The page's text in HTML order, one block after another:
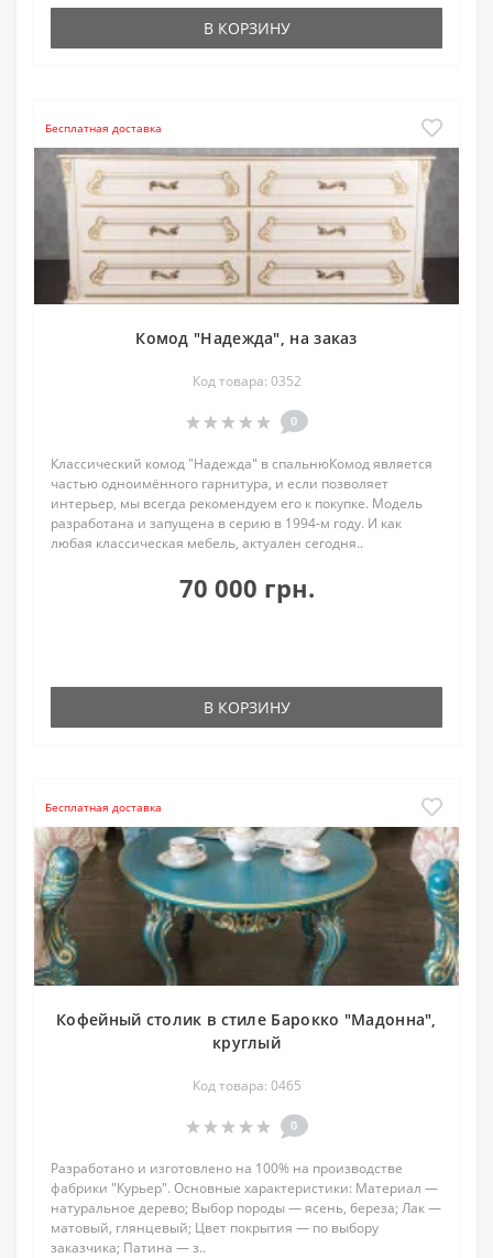
В КОРЗИНУ
Бесплатная доставка
Комод "Надежда", на заказ
Код товара: 0352
0
Классический комод "Надежда" в спальнюКомод является
частью одноимённого гарнитура, и если позволяет
интерьер, мы всегда рекомендуем его к покупке. Модель
разработана и запущена в серию в 1994-м году. И как
любая классическая мебель, актуален сегодня..
70 000 грн.
В КОРЗИНУ
Бесплатная доставка
Кофейный столик в стиле Барокко "Мадонна",
круглый
Код товара: 0465
0
Разработано и изготовлено на 100% на производстве
фабрики "Курьер". Основные характеристики: Материал —
натуральное дерево; Выбор породы — ясень, береза; Лак —
матовый, глянцевый; Цвет покрытия — по выбору
заказчика; Патина — з..